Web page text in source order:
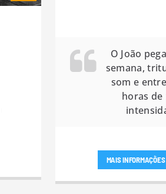
O João
semana,
som e
horas de
MAIS INFORMAÇÕES